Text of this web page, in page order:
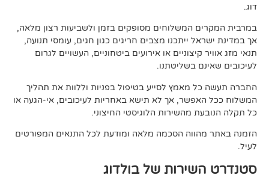
המשלוחים מסופקים בזמן ולשביעות רצון מלאה,
ייתכנו מצבים חריגים כגון חגים, עומסי תנועה,
או אירועים ביטחוניים, העשויים לגרום
בשליטתנו.
מאמץ לסייע בטיפול בפניות וללוות את תהליך
אך לא תישא באחריות לעיכובים, אי-הגעה או
מהשירות הלוגיסטי החיצוני.
הסכמה מלאה ומודעת לכל התנאים המפורטים
של בולדוג